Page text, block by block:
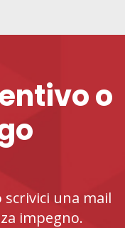
o
scrivici una mail
impegno.